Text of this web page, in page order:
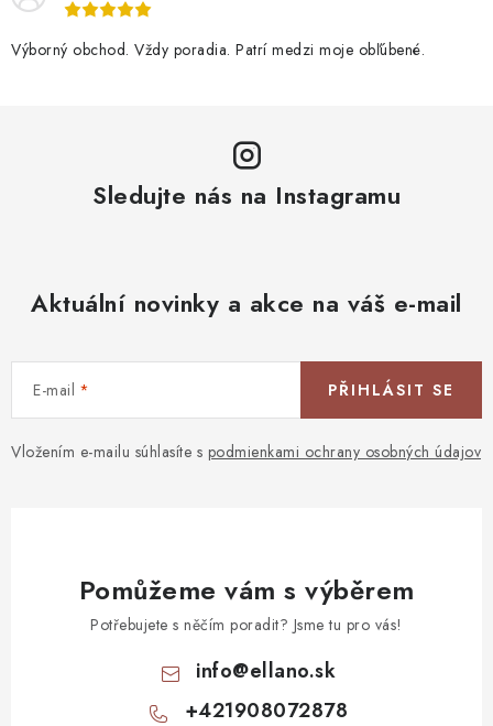
Výborný obchod. Vždy poradia. Patrí medzi moje obľúbené.
Sledujte nás na Instagramu
Aktuální novinky a akce na váš e-mail
E-mail
Vložením e-mailu súhlasíte s podmienkami ochrany osobných údajov
PŘIHLÁSIT SE
Pomůžeme vám s výběrem
Potřebujete s něčím poradit? Jsme tu pro vás!
info@ellano.sk
+421908072878